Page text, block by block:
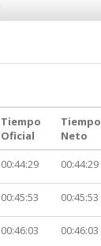
Tiempo
Oficial
Tiempo
Neto
00:44:29 00:44:29
00:45:53 00:45:53
00:46:03 00:46:03